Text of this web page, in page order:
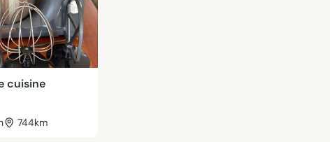
cuisine
744km